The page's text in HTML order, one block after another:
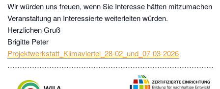
Wir würden uns freuen, wenn Sie Interesse hätten mitzumachen
Veranstaltung an Interessierte weiterleiten würden.
Herzlichen Gruß
Brigitte Peter
Projektwerkstatt_Klimaviertel_28-02_und_07-03-2026